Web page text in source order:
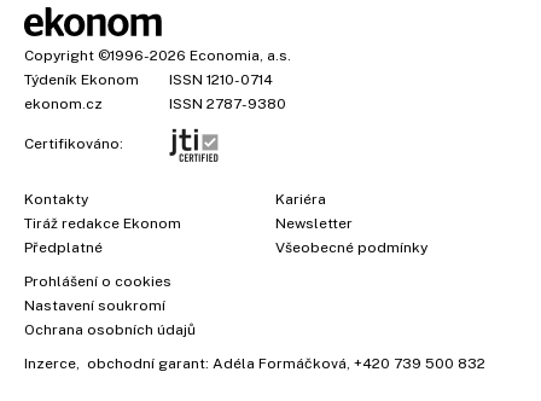
Copyright ©1996-2026 Economia, a.s.
Týdeník Ekonom
ISSN 1210-0714
ekonom.cz
ISSN 2787-9380
Certifikováno:
Kontakty
Tiráž redakce Ekonom
Předplatné
Kariéra
Newsletter
Všeobecné podmínky
Prohlášení o cookies
Nastavení soukromí
Ochrana osobních údajů
Inzerce , obchodní garant: Adéla Formáčková +420 739 500 832